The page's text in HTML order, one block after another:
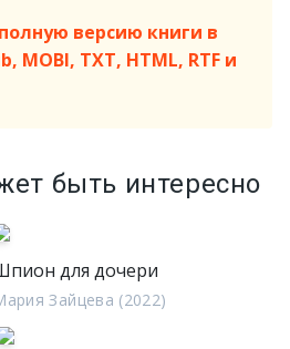
версию книги в
MOBI, TXT, HTML, RTF и
быть интересно
для дочери
Зайцева (2022)